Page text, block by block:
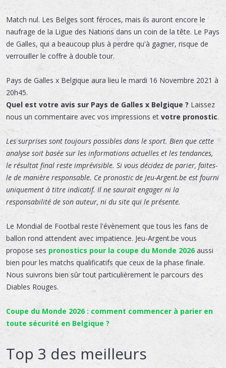
Match nul. Les Belges sont féroces, mais ils auront encore le
naufrage de la Ligue des Nations dans un coin de la tête. Le Pays
de Galles, qui a beaucoup plus à perdre qu'à gagner, risque de
verrouiller le coffre à double tour.
Pays de Galles x Belgique aura lieu le mardi 16 Novembre 2021 à
20h45.
Quel est votre avis sur Pays de Galles x Belgique ? Laissez
nous un commentaire avec vos impressions et votre pronostic.
Les surprises sont toujours possibles dans le sport. Bien que cette
analyse soit basée sur les informations actuelles et les tendances,
le résultat final reste imprévisible. Si vous décidez de parier, faites-
le de manière responsable. Ce pronostic de Jeu-Argent.be est fourni
uniquement à titre indicatif. Il ne saurait engager ni la
responsabilité de son auteur, ni du site qui le présente.
Le Mondial de Footbal reste l'évènement que tous les fans de
ballon rond attendent avec impatience. Jeu-Argent.be vous
propose ses pronostics pour la coupe du Monde 2026aussi
bien pour les matchs qualificatifs que ceux de la phase finale.
Nous suivrons bien sûr tout particulièrement le parcours des
Diables Rouges.
Coupe du Monde 2026 : comment commencer à parier en
toute sécurité en Belgique ?
Top 3 des meilleurs